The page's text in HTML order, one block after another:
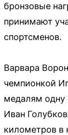
бронзовые
принимают
спортсменов.
Варвара
чемпионкой
медалям одну
Иван
километров в